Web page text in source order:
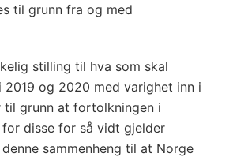
til grunn fra og med
stilling til hva som skal
og 2020 med varighet inn i
til grunn at fortolkningen i
disse for så vidt gjelder
sammenheng til at Norge